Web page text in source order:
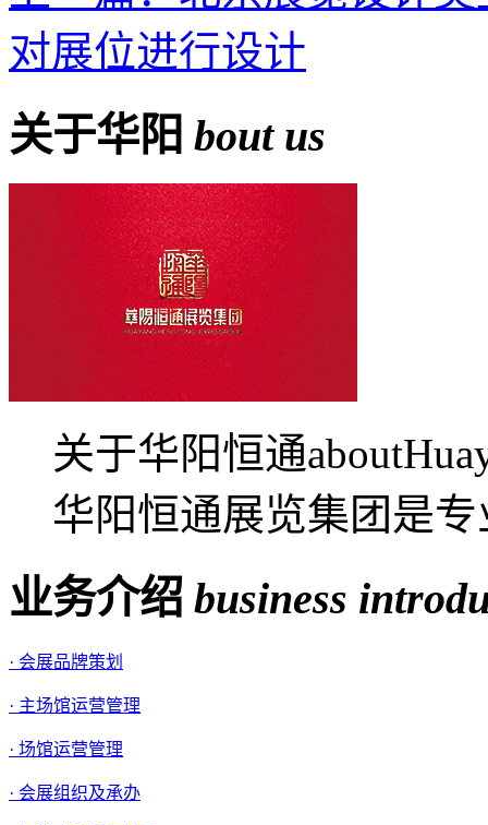
对展位进行设计
关于华阳 bout us
关于华阳恒通
华阳恒通展览集团是
业务介绍 business
· 会展品牌策划
· 主场馆运营管理
· 场馆运营管理
· 会展组织及承办